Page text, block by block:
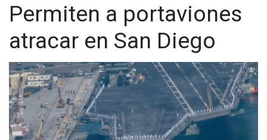
Permiten a portaviones
atracar en San Diego